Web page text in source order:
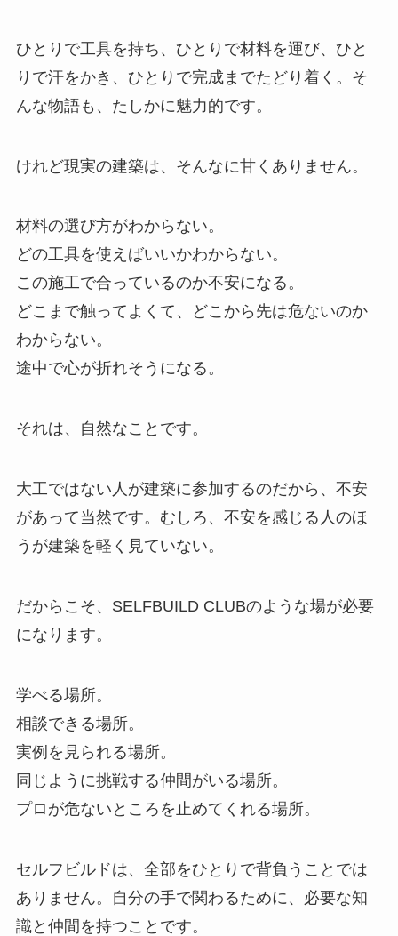
ひとりで工具を持ち、ひとりで材料を運び、ひと
りで汗をかき、ひとりで完成までたどり着く。そ
んな物語も、たしかに魅力的です。
けれど現実の建築は、そんなに甘くありません。
材料の選び方がわからない。
どの工具を使えばいいかわからない。
この施工で合っているのか不安になる。
どこまで触ってよくて、どこから先は危ないのか
わからない。
途中で心が折れそうになる。
それは、自然なことです。
大工ではない人が建築に参加するのだから、不安
があって当然です。むしろ、不安を感じる人のほ
うが建築を軽く見ていない。
だからこそ、SELFBUILD CLUBのような場が必要
になります。
学べる場所。
相談できる場所。
実例を見られる場所。
同じように挑戦する仲間がいる場所。
プロが危ないところを止めてくれる場所。
セルフビルドは、全部をひとりで背負うことでは
ありません。自分の手で関わるために、必要な知
識と仲間を持つことです。